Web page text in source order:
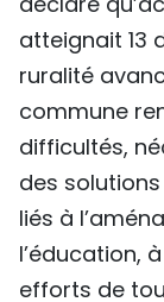
atteignait 13
ruralité
commune
difficultés,
des
liés à
l’éducation,
efforts de